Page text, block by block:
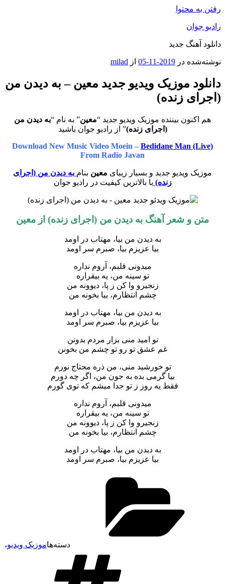
رفتن به محتوا
رادیو جوان
دانلود آهنگ جدید
نوشته‌شده در 2019-11-05 از milad
دانلود موزیک ویدیو جدید معین – به دیدن من
(اجرای زنده)
هم اکنون بیننده موزیک ویدیو جدید “معین” به نام “به دیدن من
(اجرای زنده)” از رادیو جوان باشید
Download New Music Video Moein – Bedidane Man (Live)
From Radio Javan
موزیک ویدیو جدید و بسیار زیبای معین بنام به دیدن من (اجرای
زنده) با بالاترین کیفیت در رادیو جوان
متن و شعر آهنگ به دیدن من (اجرای زنده) از معین
به دیدن من بیا، مهتاب در اومد
بیا عزیزم بیا، صبرم سر اومد
میدونی قلبم، آروم نداره
تو سینه من، یه بیقراره
زنجیرو وا کن ز پا، دیوونه من
چشم انتظارم، بیا بخونه من
به دیدن من بیا، مهتاب در اومد
بیا عزیزم بیا، صبرم سر اومد
تو امید منی بزار مردم بدونن
غم عشق تو رو تو چشم من بخونن
تو خورشید منی، من ذره محتاج نورم
بیا گرمی بده به جون من، اگر چه دورم
فقط یه روز ز تو جدا میشم که توی گورم
میدونی قلبم، آروم نداره
تو سینه من، یه بیقراره
زنجیرو وا کن ز پا، دیوونه من
چشم انتظارم، بیا بخونه من
به دیدن من بیا، مهتاب در اومد
بیا عزیزم بیا، صبرم سر اومد
دسته‌هاموزیک ویدیو،